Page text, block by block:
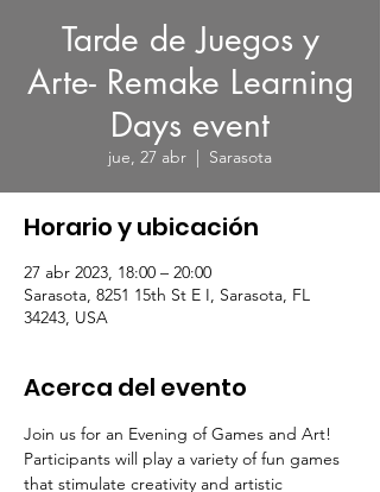
Tarde de Juegos y
Arte- Remake Learning
Days event
jue, 27 abr
  |
Sarasota
Horario y ubicación
27 abr 2023, 18:00 – 20:00
Sarasota, 8251 15th St E I, Sarasota, FL
34243, USA
Acerca del evento
Join us for an Evening of Games and Art!
Participants will play a variety of fun games
that stimulate creativity and artistic